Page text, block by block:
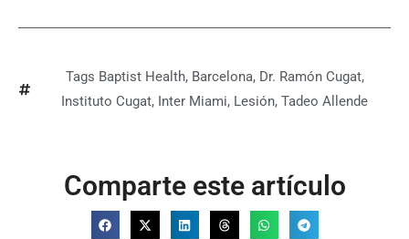
Tags Baptist Health, Barcelona, Dr. Ramón Cugat,
Instituto Cugat, Inter Miami, Lesión, Tadeo Allende
Comparte este artículo